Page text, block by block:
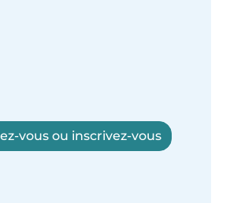
vous ou inscrivez-vous